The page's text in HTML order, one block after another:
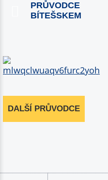
PRŮVODCE
BÍTEŠSKEM
DALŠÍ PRŮVODCE